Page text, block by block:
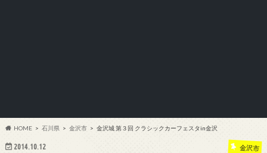
HOME 石川県 金沢市 金沢城 第３回 クラシックカーフェスタin金沢
2014.10.12 金沢市